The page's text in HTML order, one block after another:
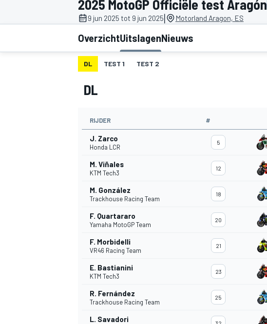
2025 MotoGP Officiële test Aragón
9 jun 2025 tot 9 jun 2025| Motorland Aragon, ES
OverzichtUitslagenNieuws
DL TEST 1 TEST 2
DL
RIJDER #
J. Zarco
Honda LCR
5
M. Viñales
KTM Tech3
12
M. González
Trackhouse Racing Team
18
F. Quartararo
Yamaha MotoGP Team
20
F. Morbidelli
VR46 Racing Team
21
E. Bastianini
KTM Tech3
23
R. Fernández
Trackhouse Racing Team
25
L. Savadori